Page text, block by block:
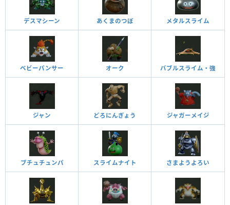
デスマシーン あくまのつぼ メタルスライム
ベビーパンサー オーク バブルスライム・強
ジャン どろにんぎょう ジャガーメイジ
ブチュチュンパ スライムナイト さまようよろい